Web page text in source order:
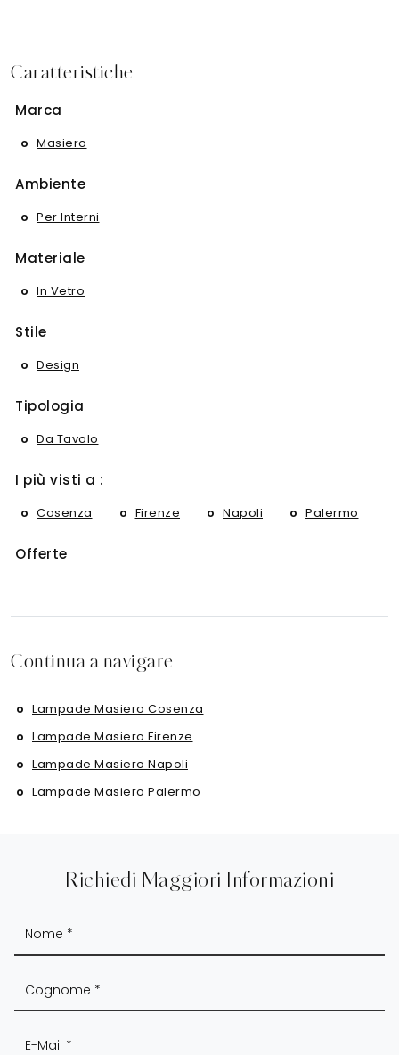
Caratteristiche
Marca
Masiero
Ambiente
Per Interni
Materiale
In Vetro
Stile
Design
Tipologia
Da Tavolo
I più visti a :
Cosenza Firenze Napoli Palermo
Offerte
Continua a navigare
Lampade Masiero Cosenza
Lampade Masiero Firenze
Lampade Masiero Napoli
Lampade Masiero Palermo
Richiedi Maggiori Informazioni